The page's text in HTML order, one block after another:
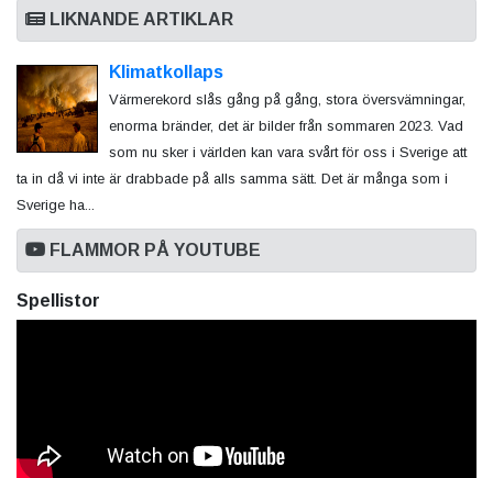
LIKNANDE ARTIKLAR
Klimatkollaps
Värmerekord slås gång på gång, stora översvämningar,
enorma bränder, det är bilder från sommaren 2023. Vad
som nu sker i världen kan vara svårt för oss i Sverige att
ta in då vi inte är drabbade på alls samma sätt. Det är många som i
Sverige ha...
FLAMMOR PÅ YOUTUBE
Spellistor